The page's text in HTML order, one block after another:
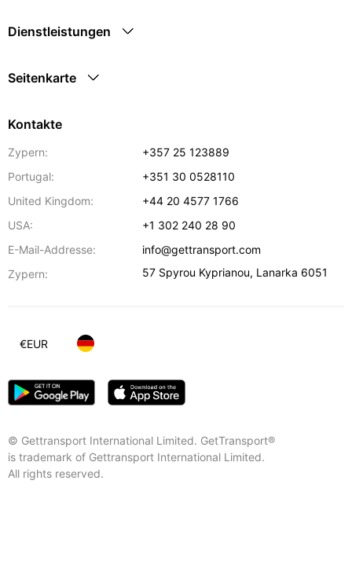
Dienstleistungen
Seitenkarte
Kontakte
Zypern:
+357 25 123889
Portugal:
+351 30 0528110
United Kingdom:
+44 20 4577 1766
USA:
+1 302 240 28 90
E-Mail-Addresse:
info@gettransport.com
Zypern:
57 Spyrou Kyprianou, Lanarka 6051
© Gettransport International Limited. GetTransport®
is trademark of Gettransport International Limited.
All rights reserved.
€EUR